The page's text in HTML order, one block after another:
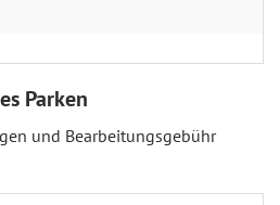
Parken
und Bearbeitungsgebühr